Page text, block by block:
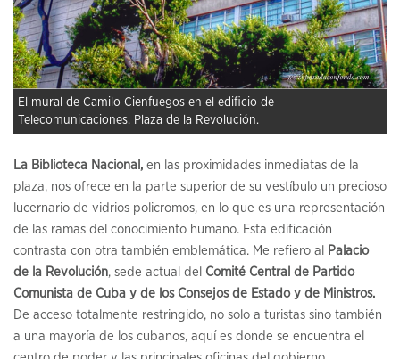
El mural de Camilo Cienfuegos en el edificio de
Telecomunicaciones. Plaza de la Revolución.
La Biblioteca Nacional, en las proximidades inmediatas de la
plaza, nos ofrece en la parte superior de su vestíbulo un precioso
lucernario de vidrios policromos, en lo que es una representación
de las ramas del conocimiento humano. Esta edificación
contrasta con otra también emblemática. Me refiero al
Palacio
de la Revolución, sede actual del Comité Central de Partido
Comunista de Cuba y de los Consejos de Estado y de Ministros.
De acceso totalmente restringido, no solo a turistas sino también
a una mayoría de los cubanos, aquí es donde se encuentra el